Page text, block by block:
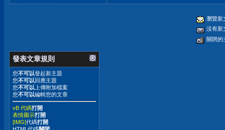
瀏覽新
沒有新
關閉的
發表文章規則
您不可以發起新主題
您不可以回應主題
您不可以 上傳附加檔案
您不可以編輯您的文章
vB 代碼打開
表情圖示打開
[IMG]代碼打開